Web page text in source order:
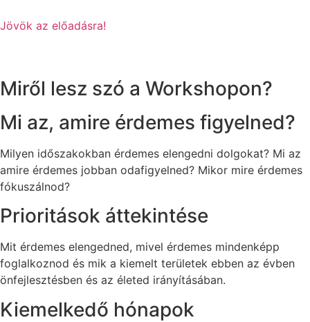
Jövök az előadásra!
Miről lesz szó a Workshopon?
Mi az, amire érdemes figyelned?
Milyen időszakokban érdemes elengedni dolgokat? Mi az
amire érdemes jobban odafigyelned? Mikor mire érdemes
fókuszálnod?
Prioritások áttekintése
Mit érdemes elengedned, mivel érdemes mindenképp
foglalkoznod és mik a kiemelt területek ebben az évben
önfejlesztésben és az életed irányításában.
Kiemelkedő hónapok